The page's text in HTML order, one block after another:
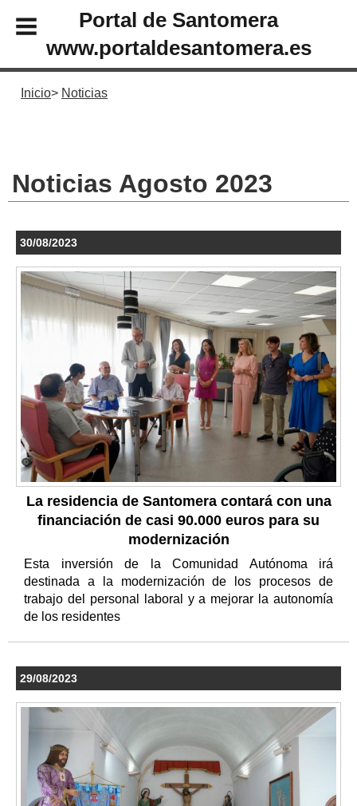
Portal de Santomera
www.portaldesantomera.es
Inicio Noticias
Noticias Agosto 2023
30/08/2023
La residencia de Santomera contará con una
financiación de casi 90.000 euros para su
modernización
Esta inversión de la Comunidad Autónoma irá
destinada a la modernización de los procesos de
trabajo del personal laboral y a mejorar la autonomía
de los residentes
29/08/2023